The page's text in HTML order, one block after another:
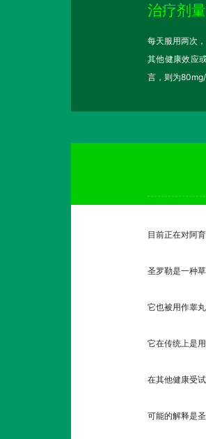
治疗剂量
每天服用两次
其他健康效应
言，则为80mg/
目前正在对阿
圣罗勒是一种
它也被用作睾
它在传统上是
在其他健康受
可能的解释是